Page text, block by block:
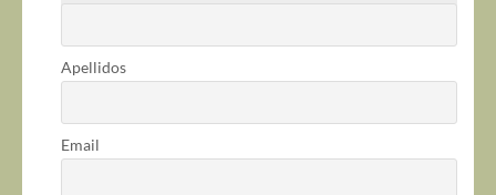
Apellidos
Email